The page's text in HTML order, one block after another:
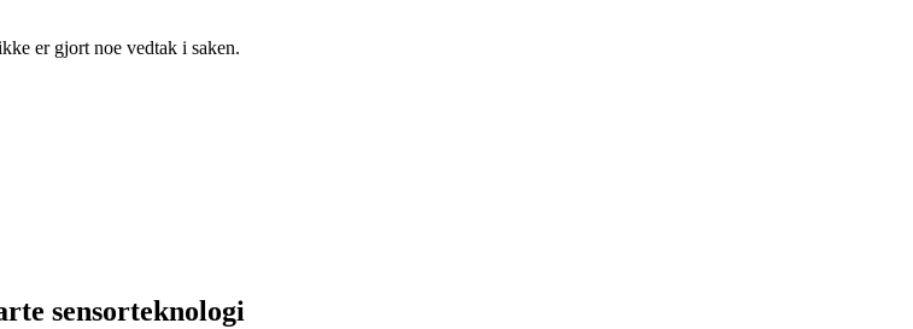
er gjort noe vedtak i saken.
sensorteknologi